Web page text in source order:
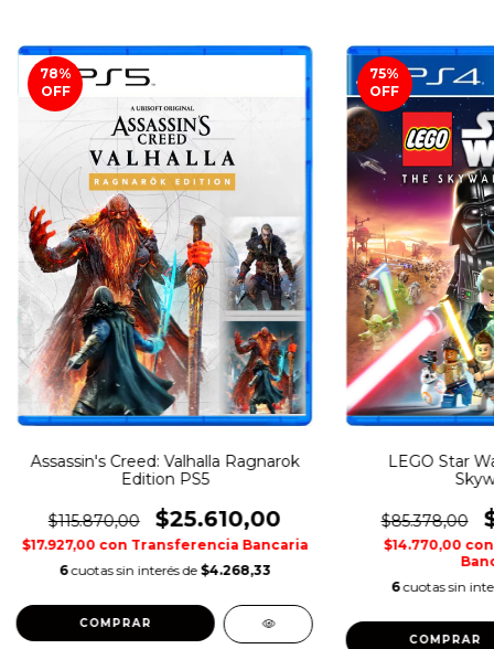
78%
OFF
Assassin's Creed: Valhalla Ragnarok
Edition PS5
$115.870,00 $25.610,00
$17.927,00 con Transferencia Bancaria
6 cuotas sin interés de $4.268,33
COMPRAR
75%
OFF
LEGO Star
$85.378,00
$14.770,00 con
6 cuotas sin
COMPRAR